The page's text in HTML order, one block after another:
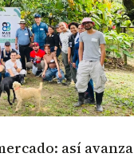
así avanza